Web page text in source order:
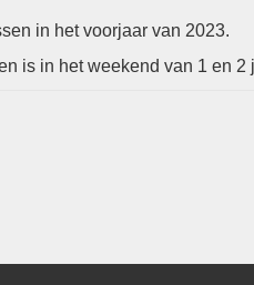
in het voorjaar van 2023.
is in het weekend van 1 en 2